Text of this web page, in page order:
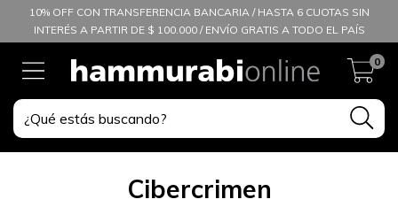
10% OFF CON TRANSFERENCIA BANCARIA / HASTA 6 CUOTAS SIN
INTERÉS A PARTIR DE $ 100.000 / ENVÍO GRATIS A TODO EL PAÍS
0
Cibercrimen